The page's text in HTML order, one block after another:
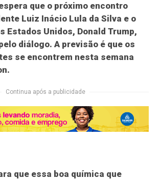
que o próximo encontro
Luiz Inácio Lula da Silva e o
Estados Unidos, Donald Trump,
diálogo. A previsão é que os
se encontrem nesta semana
Continua após a publicidade
que essa boa química que